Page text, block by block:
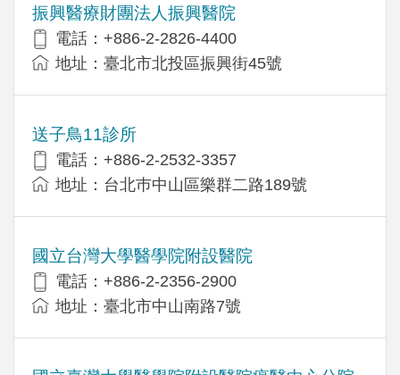
振興醫療財團法人振興醫院
電話：+886-2-2826-4400
地址：臺北市北投區振興街45號
送子鳥11診所
電話：+886-2-2532-3357
地址：台北巿中山區樂群二路189號
國立台灣大學醫學院附設醫院
電話：+886-2-2356-2900
地址：臺北市中山南路7號